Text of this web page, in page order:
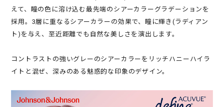
えて、瞳の色に溶け込む最先端のシアーカラーグラデーションを
採用。3層に重なるシアーカラーの効果で、瞳に輝き(ラディアン
ト)を与え、至近距離でも自然な美しさを演出します。
コントラストの強いグレーのシアーカラーをリッチハニーハイラ
イトと混ぜ、深みのある魅惑的な印象のデザイン。